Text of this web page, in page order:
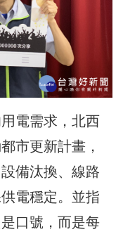
電需求，北西
市更新計畫，
備汰換、線路
電穩定。並指
口號，而是每